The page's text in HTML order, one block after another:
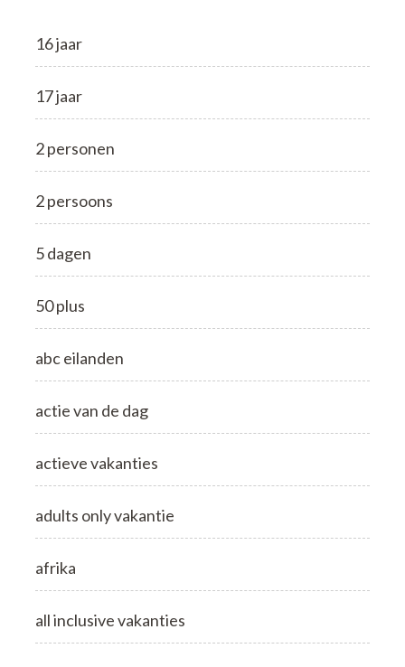
16 jaar
17 jaar
2 personen
2 persoons
5 dagen
50 plus
abc eilanden
actie van de dag
actieve vakanties
adults only vakantie
afrika
all inclusive vakanties